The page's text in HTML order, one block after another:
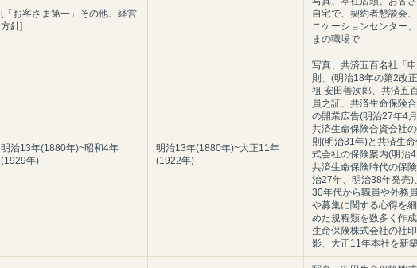
[「お客さま第一」その他、経営
方針]
自宅で、契約者懇談会
ニケーションセンター
まの職場で
明治13年(1880年)~昭和4年
(1929年)
明治13年(1880年)~大正11年
(1922年)
写真、共済五百名社「
則」(明治18年の第2改
祖 安田善次郎、共済五
員之証、共済生命保険
の開業広告(明治27年4
共済生命保険合資会社
則(明治31年)と共済生
式会社の保険案内(明治
共済生命保険時代の保
治27年、明治38年発売)
30年代から職員や外務
や募集に関する心得を
めた規程類を数多く作
生命保険株式会社の社
影、大正11年本社を新